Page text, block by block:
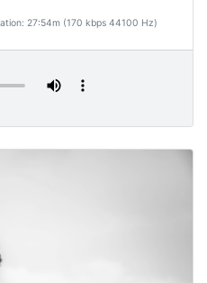
27:54m (170 kbps 44100 Hz)